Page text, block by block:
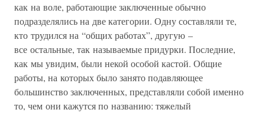
как на воле, работающие заключенные обычно
подразделялись на две категории. Одну составляли те,
кто трудился на “общих работах”, другую –
все остальные, так называемые придурки. Последние,
как мы увидим, были некой особой кастой. Общие
работы, на которых было занято подавляющее
большинство заключенных, представляли собой именно
то, чем они кажутся по названию: тяжелый